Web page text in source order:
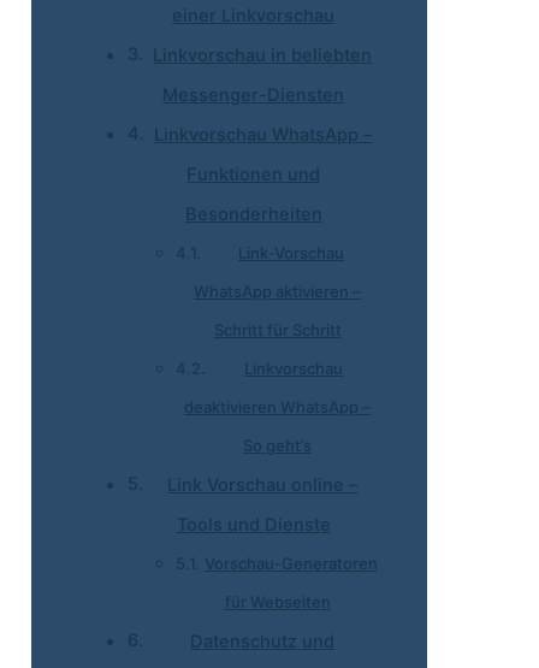
einer Linkvorschau
Linkvorschau in beliebten
Messenger-Diensten
Linkvorschau WhatsApp –
Funktionen und
Besonderheiten
Link-Vorschau
WhatsApp aktivieren –
Schritt für Schritt
Linkvorschau
deaktivieren WhatsApp –
So geht’s
Link Vorschau online –
Tools und Dienste
Vorschau-Generatoren
für Webseiten
Datenschutz und